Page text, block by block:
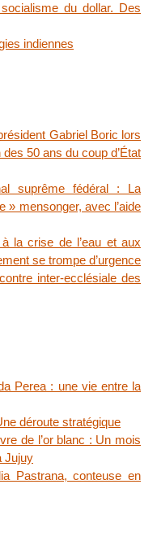
du dollar. Des
indiennes
Gabriel Boric lors
50 ans du coup d’État
suprême fédéral : La
» mensonger, avec l’aide
la crise de l’eau et aux
se trompe d’urgence
inter-ecclésiale des
Perea : une vie entre la
déroute stratégique
de l’or blanc : Un mois
Jujuy
Pastrana, conteuse en